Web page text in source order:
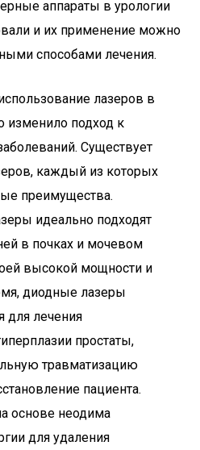
аппараты в урологии
и их применение можно
способами лечения.
лазеров в
изменило подход к
Существует
каждый из которых
преимущества.
идеально подходят
в почках и мочевом
высокой мощности и
диодные лазеры
для лечения
простаты,
травматизацию
пациента.
основе неодима
для удаления